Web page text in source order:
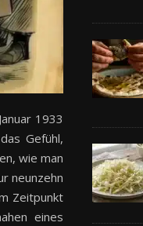
1933
Gefühl,
wie man
neunzehn
Zeitpunkt
eines